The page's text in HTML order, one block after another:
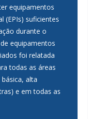
equipamentos
(EPIs) suficientes
durante o
equipamentos
foi relatada
todas as áreas
alta
e em todas as